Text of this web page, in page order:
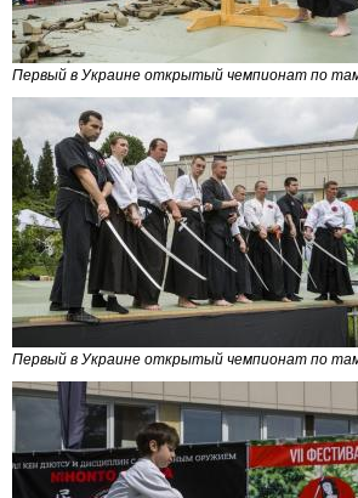
Первый в Украине открытый чемпионат по
Первый в Украине открытый чемпионат по